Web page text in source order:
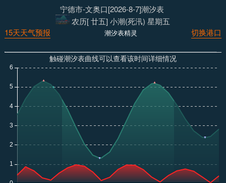
宁德市-文奥口[2026-8-7]潮汐表
农历[ 廿五] 小潮(死汛) 星期五
切换港口
潮汐表精灵
15天天气预报
触碰潮汐表曲线可以查看该时间详细情况